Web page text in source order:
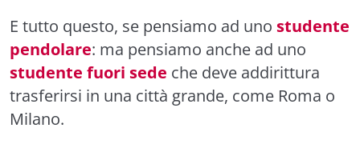
E tutto questo, se pensiamo ad uno studente
pendolare: ma pensiamo anche ad uno
studente fuori sede che deve addirittura
trasferirsi in una città grande, come Roma o
Milano.